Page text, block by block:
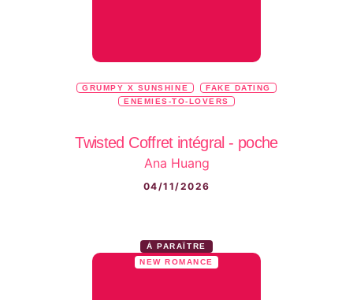
GRUMPY X SUNSHINE
FAKE DATING
ENEMIES-TO-LOVERS
Twisted Coffret intégral - poche
Ana Huang
04/11/2026
À PARAÎTRE
NEW ROMANCE